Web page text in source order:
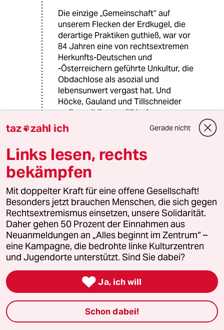
Die einzige „Gemeinschaft“ auf
unserem Flecken der Erdkugel, die
derartige Praktiken guthieß, war vor
84 Jahren eine von rechtsextremen
Herkunfts-Deutschen und
-Österreichern geführte Unkultur, die
Obdachlose als asozial und
lebensunwert vergast hat. Und
Höcke, Gauland und Tillschneider
wollen mit ihrem völkischen
Geschwätz genau dahin offenbar
wieder zurück.
3G 33523 (Profil gelöscht)
28.12.2016 15:30 Uhr
@Daniel L:
"Blanker Kulturrassismus, offengelegt
in ein paar Halbsätzen."
Ja und undifferenziert, wie man es
von ein paar Halbsätzen nicht anders
Die Schwarze Community gibt es in
den USA schon vergleichsweise
lange. Die Flüchtlinge um die es sich
hier dreht sind noch keine fünf Jahre
taz zahl ich Gerade nicht
Links lesen, rechts
bekämpfen
Mit doppelter Kraft für eine offene Gesellschaft!
Besonders jetzt brauchen Menschen, die sich gegen
Rechtsextremismus einsetzen, unsere Solidarität.
Daher gehen 50 Prozent der Einnahmen aus
Neuanmeldungen an „Alles beginnt im Zentrum“ –
eine Kampagne, die bedrohte linke Kulturzentren
und Jugendorte unterstützt. Sind Sie dabei?
 Ja, ich will
Schon dabei!